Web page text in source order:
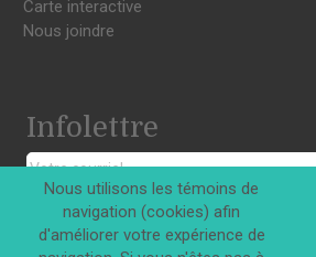
Carte interactive
Nous joindre
Infolettre
S'INSCRIRE
Nous utilisons les témoins de
navigation (cookies) afin
d'améliorer votre expérience de